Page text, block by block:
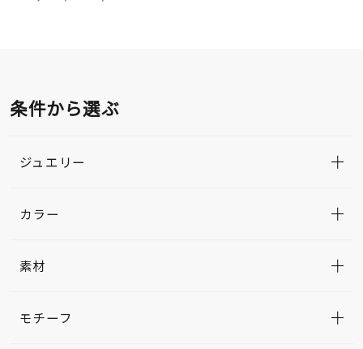
条件から選ぶ
ジュエリー
カラー
素材
モチーフ